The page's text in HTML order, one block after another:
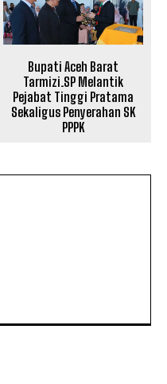
Bupati Aceh Barat
Tarmizi.SP Melantik
Pejabat Tinggi Pratama
Sekaligus Penyerahan SK
PPPK